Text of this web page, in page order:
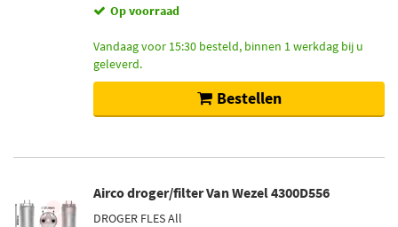
Valeo (38)
Niet op voorraad (235)
Op voorraad
Vandaag voor 15:30 besteld, binnen 1 werkdag bij u
geleverd.
Bestellen
Airco droger/filter Van Wezel 4300D556
DROGER FLES All